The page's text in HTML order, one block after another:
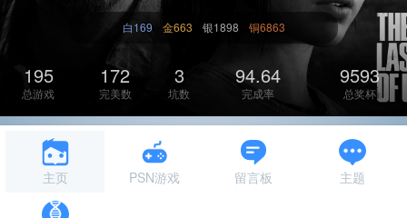
白169 金663 银1898 铜6863
195
总游戏
172
完美数
3
坑数
94.64
完成率
9593
总奖杯
主页 PSN游戏 留言板 主题